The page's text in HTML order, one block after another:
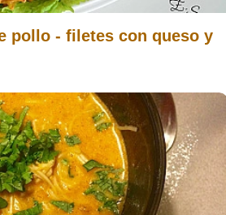
pollo - filetes con queso y